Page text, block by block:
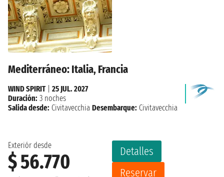
Mediterráneo: Italia, Francia
Exteriór desde
$ 56.770
Detalles
Reservar
WIND SPIRIT| 25 JUL. 2027
Duración: 3 noches
Salida desde: Civitavecchia Desembarque: Civitavecchia